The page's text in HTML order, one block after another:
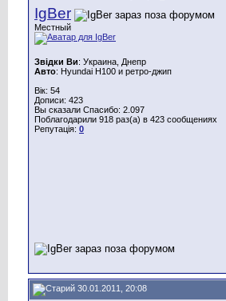
IgBer
Местный
Звідки Ви: Украина, Днепр
Авто: Hyundai H100 и ретро-джип
Вік: 54
Дописи: 423
Вы сказали Спасибо: 2.097
Поблагодарили 918 раз(а) в 423 сообщениях
Репутація: 0
30.01.2011, 20:08